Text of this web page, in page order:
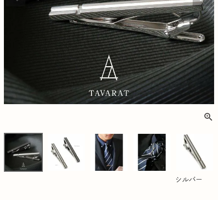
シルバー